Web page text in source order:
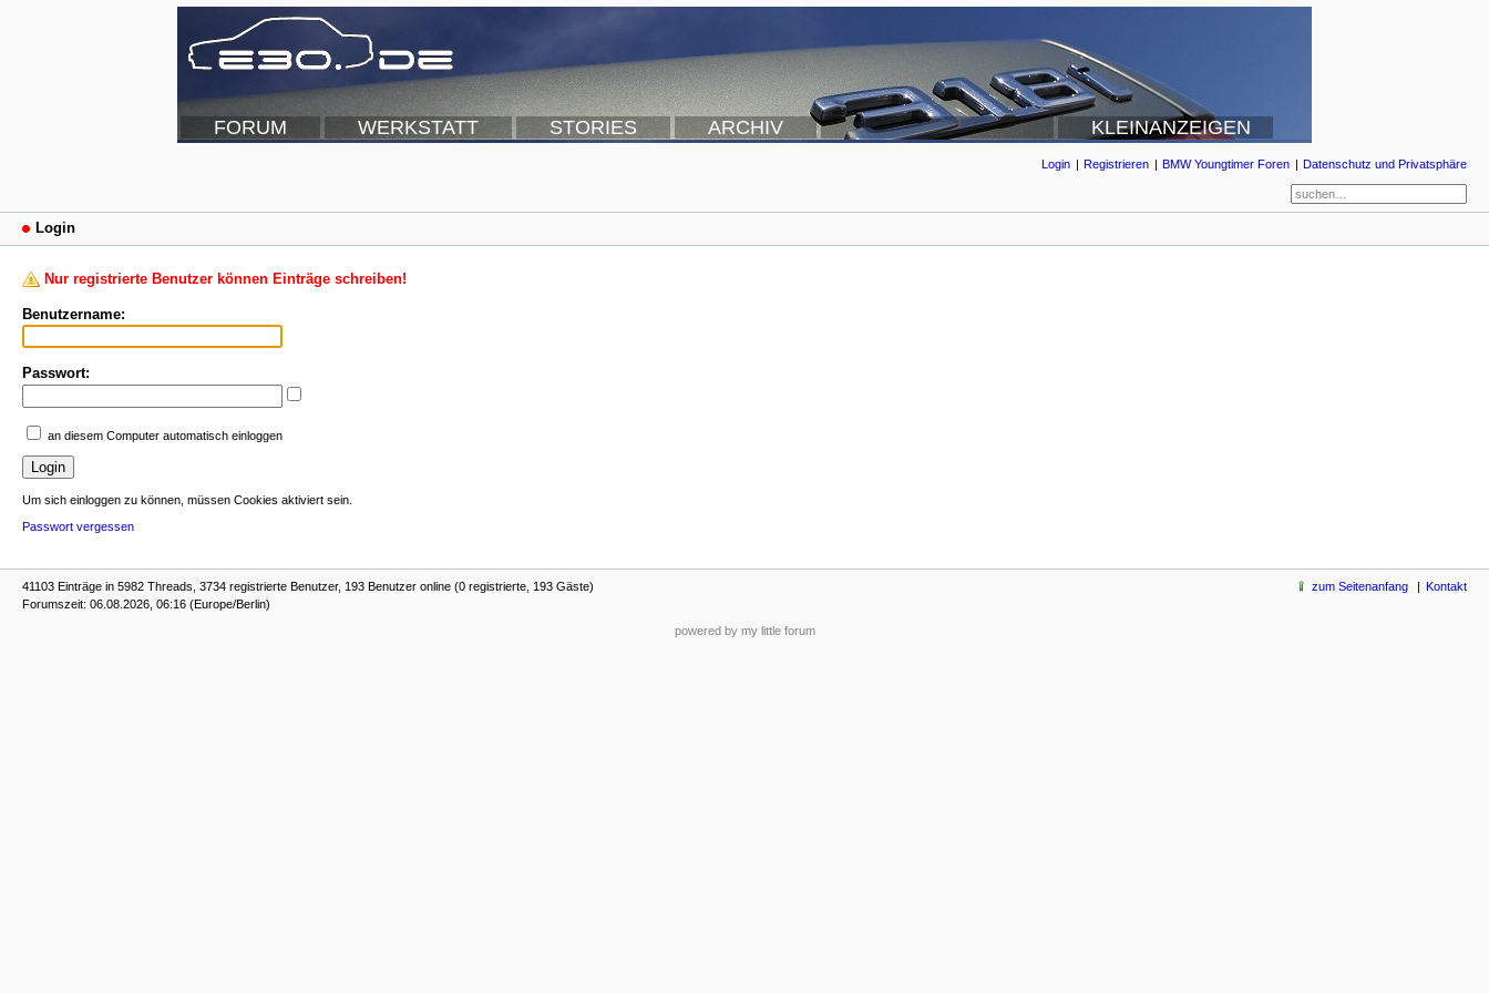
FORUM WERKSTATT STORIES ARCHIV KLEINANZEIGEN
Login Registrieren BMW Youngtimer Foren Datenschutz und Privatsphäre
Login
Nur registrierte Benutzer können Einträge schreiben!
Benutzername:
Passwort:
an diesem Computer automatisch einloggen
Um sich einloggen zu können, müssen Cookies aktiviert sein.
Passwort vergessen
41103 Einträge in 5982 Threads, 3734 registrierte Benutzer, 193 Benutzer online (0 registrierte, 193 Gäste)
Forumszeit: 06.08.2026, 06:16 (Europe/Berlin)
zum Seitenanfang Kontakt
powered by my little forum